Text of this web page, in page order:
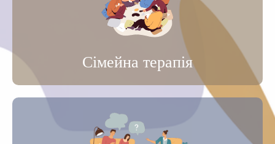
Сімейна терапія